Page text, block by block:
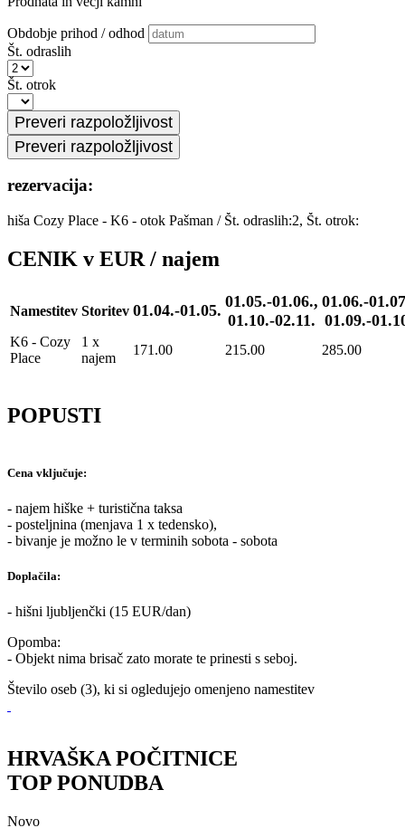
Obdobje prihod / odhod
Št. odraslih
Št. otrok
rezervacija:
hiša Cozy Place - K6 - otok Pašman / Št. odraslih:2, Št. otrok:
CENIK v EUR / najem
Namestitev Storitev 01.04.-01.05. 01.05.-01.06.,
01.10.-02.11.
01.06.-
01.09.-
K6 - Cozy
Place
1 x
najem
171.00 215.00 285.00
POPUSTI
Cena vključuje:
- najem hiške + turistična taksa
- posteljnina (menjava 1 x tedensko),
- bivanje je možno le v terminih sobota - sobota
Doplačila:
- hišni ljubljenčki (15 EUR/dan)
Opomba:
- Objekt nima brisač zato morate te prinesti s seboj.
Število oseb (3), ki si ogledujejo omenjeno namestitev
HRVAŠKA POČITNICE
TOP PONUDBA
Novo